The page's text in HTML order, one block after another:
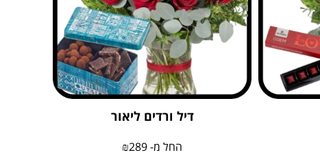
דיל ורדים ליאור
החל מ- ₪289